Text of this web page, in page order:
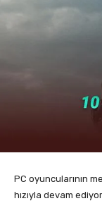
PC oyuncularının
hızıyla devam